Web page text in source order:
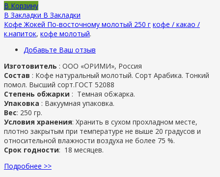
В Корзину
В Закладки В Закладки
Кофе Жокей По-восточному молотый 250 г кофе / какао /
к.напиток, кофе молотый.
Добавьте Ваш отзыв
Изготовитель : ООО «ОРИМИ», Россия
Состав : Кофе натуральный молотый. Сорт Арабика. Тонкий
помол. Высший сорт.ГОСТ 52088
Степень обжарки : Темная обжарка.
Упаковка : Вакуумная упаковка.
Вес: 250 гр.
Условия хранения: Хранить в сухом прохладном месте,
плотно закрытым при температуре не выше 20 градусов и
относительной влажности воздуха не более 75 %.
Срок годности: 18 месяцев.
Подробнее >>